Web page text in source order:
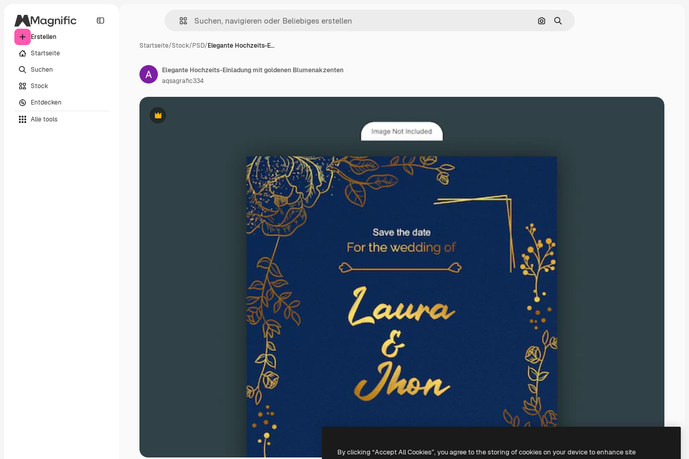
Erstellen
Startseite
Suchen
Stock
Entdecken
Alle tools
Nach Bild suchen
Suchen
Startseite/Stock/PSD/Elegante Hochzeits-E…
Premium
Elegante Hochzeits-Einladung mit goldenen Blumenakzenten
aqsagrafic334
By clicking “Accept All Cookies”, you agree to the storing of cookies on your device to enhance site